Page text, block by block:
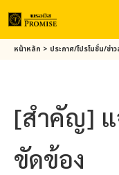
Skipหน้าหลัก > ประกาศ/โปรโมชั่น/ข่าว
[สำคัญ]
ขัดข้อง